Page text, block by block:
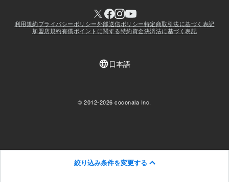
絞り込み条件を変更する